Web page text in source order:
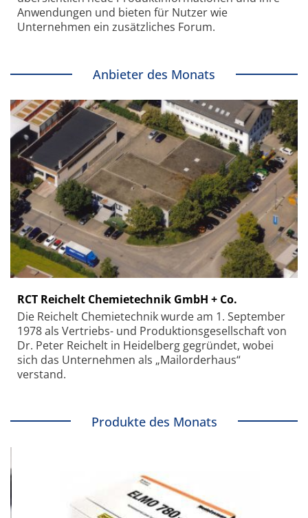
Anwendungen und bieten für Nutzer wie
Unternehmen ein zusätzliches Forum.
Anbieter des Monats
RCT Reichelt Chemietechnik GmbH + Co.
Die Reichelt Chemietechnik wurde am 1. September
1978 als Vertriebs- und Produktionsgesellschaft von
Dr. Peter Reichelt in Heidelberg gegründet, wobei
sich das Unternehmen als „Mailorderhaus“
verstand.
Produkte des Monats